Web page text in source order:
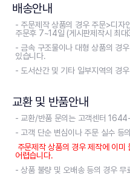
배송안내
- 주문제작 상품의 경우 주문>디자
주문후 7~14일 (게시판제작시 최
- 금속 구조물이나 대형 상품의 경
있습니다.
- 도서산간 및 기타 일부지역의 경
교환 및 반품안내
- 교환/반품 문의는 고객센터
- 고객 단순 변심이나 주문 실수 등
주문제작 상품의 경우 제작에 이미
어렵습니다.
- 상품 불량 및 오배송 등의 경우 무